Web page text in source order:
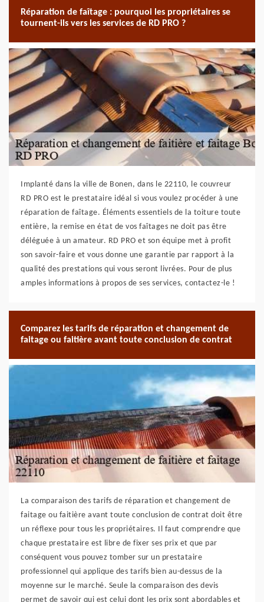
Réparation de faîtage : pourquoi les propriétaires se
tournent-ils vers les services de RD PRO ?
Implanté dans la ville de Bonen, dans le 22110, le couvreur
RD PRO est le prestataire idéal si vous voulez procéder à une
réparation de faîtage. Éléments essentiels de la toiture toute
entière, la remise en état de vos faîtages ne doit pas être
déléguée à un amateur. RD PRO et son équipe met à profit
son savoir-faire et vous donne une garantie par rapport à la
qualité des prestations qui vous seront livrées. Pour de plus
amples informations à propos de ses services, contactez-le !
Comparez les tarifs de réparation et changement de
faitage ou faitière avant toute conclusion de contrat
La comparaison des tarifs de réparation et changement de
faitage ou faitière avant toute conclusion de contrat doit être
un réflexe pour tous les propriétaires. Il faut comprendre que
chaque prestataire est libre de fixer ses prix et que par
conséquent vous pouvez tomber sur un prestataire
professionnel qui applique des tarifs bien au-dessus de la
moyenne sur le marché. Seule la comparaison des devis
permet de savoir qui est celui dont les prix sont abordables et